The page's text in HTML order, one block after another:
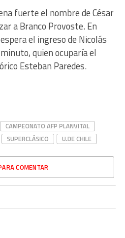
fuerte el nombre de César
a Branco Provoste. En
el ingreso de Nicolás
quien ocuparía el
Esteban Paredes.
CAMPEONATO AFP PLANVITAL
SUPERCLÁSICO U.DE CHILE
COMENTAR